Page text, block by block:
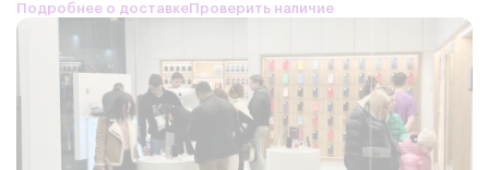
Подробнее о доставкеПроверить наличие